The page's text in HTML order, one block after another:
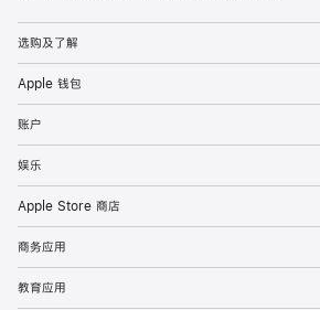
选购及了解
Apple 钱包
账户
娱乐
Apple Store 商店
商务应用
教育应用